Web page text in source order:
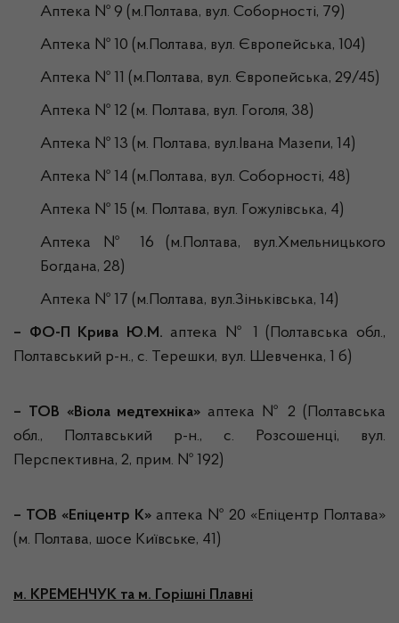
Аптека № 9 (м.Полтава, вул. Соборності, 79)
Аптека № 10 (м.Полтава, вул. Європейська, 104)
Аптека № 11 (м.Полтава, вул. Європейська, 29/45)
Аптека № 12 (м. Полтава, вул. Гоголя, 38)
Аптека № 13 (м. Полтава, вул.Івана Мазепи, 14)
Аптека № 14 (м.Полтава, вул. Соборності, 48)
Аптека № 15 (м. Полтава, вул. Гожулівська, 4)
Аптека № 16 (м.Полтава, вул.Хмельницького
Богдана, 28)
Аптека № 17 (м.Полтава, вул.Зіньківська, 14)
– ФО-П Крива Ю.М. аптека № 1 (Полтавська обл.,
Полтавський р-н., с. Терешки, вул. Шевченка, 1 б)
– ТОВ «Віола медтехніка» аптека № 2 (Полтавська
обл., Полтавський р-н., с. Розсошенці, вул.
Перспективна, 2, прим. № 192)
– ТОВ «Епіцентр К» аптека № 20 «Епіцентр Полтава»
(м. Полтава, шосе Київське, 41)
м. КРЕМЕНЧУК та м. Горішні Плавні